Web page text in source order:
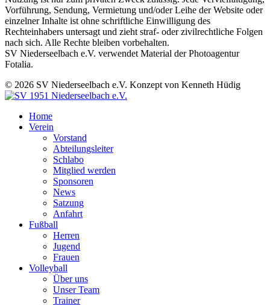
Vorführung, Sendung, Vermietung und/oder Leihe der Website oder
einzelner Inhalte ist ohne schriftliche Einwilligung des
Rechteinhabers untersagt und zieht straf- oder zivilrechtliche Folgen
nach sich. Alle Rechte bleiben vorbehalten.
SV Niederseelbach e.V. verwendet Material der Photoagentur
Fotalia.
© 2026 SV Niederseelbach e.V. Konzept von Kenneth Hüdig
Home
Verein
Vorstand
Abteilungsleiter
Schlabo
Mitglied werden
Sponsoren
News
Satzung
Anfahrt
Fußball
Herren
Jugend
Frauen
Volleyball
Über uns
Unser Team
Trainer